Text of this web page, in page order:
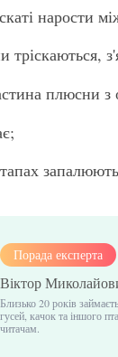
нарости
тріскаються,
плюсни з
Порада експерта
Віктор
Близько 20 років
гусей, качок та іншого
читачам.